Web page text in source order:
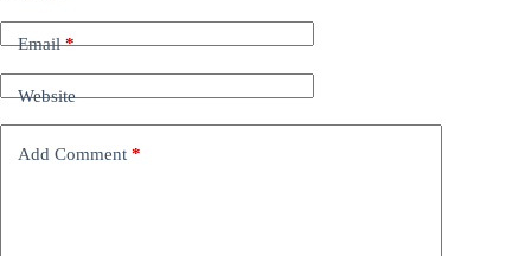
Email*
Website
Add Comment *